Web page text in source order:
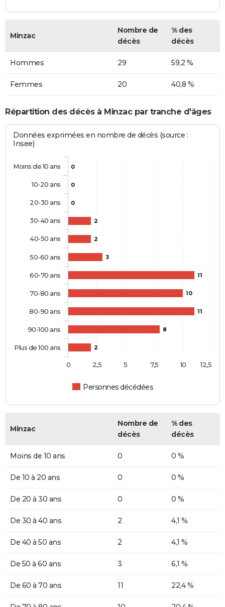
Minzac
Nombre de
décès
% des
décès
Hommes 29 59,2 %
Femmes 20 40,8 %
Répartition des décès à Minzac par tranche d'âges
Données exprimées en nombre de décès (source :
Insee)
0
0
0
2
2
3
11
10
11
8
2
Personnes décédées
Moins de 10 ans
10-20 ans
20-30 ans
30-40 ans
40-50 ans
50-60 ans
60-70 ans
70-80 ans
80-90 ans
90-100 ans
Plus de 100 ans
0 10
2,5 5 7,5 12,5
Minzac
Nombre de
décès
% des
décès
Moins de 10 ans 0 0 %
De 10 à 20 ans 0 0 %
De 20 à 30 ans 0 0 %
De 30 à 40 ans 2 4,1 %
De 40 à 50 ans 2 4,1 %
De 50 à 60 ans 3 6,1 %
De 60 à 70 ans 11 22,4 %